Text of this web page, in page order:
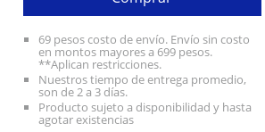
69 pesos costo de envío. Envío sin costo
en montos mayores a 699 pesos.
**Aplican restricciones.
Nuestros tiempo de entrega promedio,
son de 2 a 3 días.
Producto sujeto a disponibilidad y hasta
agotar existencias